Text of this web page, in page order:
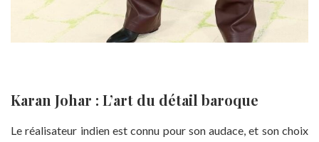
Karan Johar : L’art du détail baroque
Le réalisateur indien est connu pour son audace, et son choix